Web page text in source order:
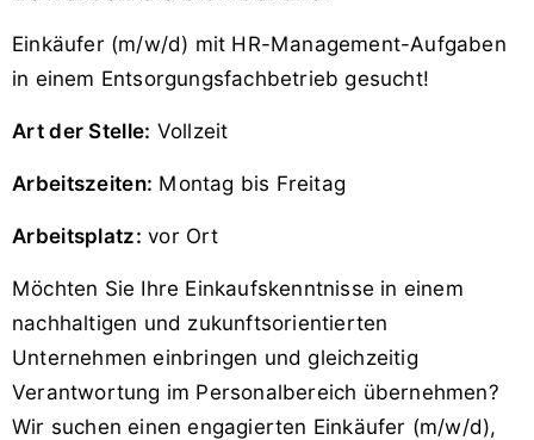
Einkäufer (m/w/d) mit HR-Management-Aufgaben
in einem Entsorgungsfachbetrieb gesucht!
Art der Stelle: Vollzeit
Arbeitszeiten: Montag bis Freitag
Arbeitsplatz: vor Ort
Möchten Sie Ihre Einkaufskenntnisse in einem
nachhaltigen und zukunftsorientierten
Unternehmen einbringen und gleichzeitig
Verantwortung im Personalbereich übernehmen?
Wir suchen einen engagierten Einkäufer (m/w/d),